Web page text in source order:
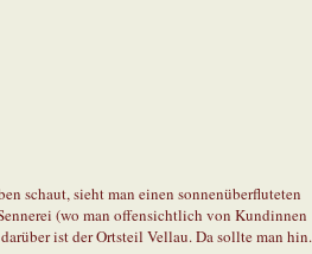
schaut, sieht man einen sonnenüberfluteten
(wo man offensichtlich von Kundinnen
ist der Ortsteil Vellau. Da sollte man hin.